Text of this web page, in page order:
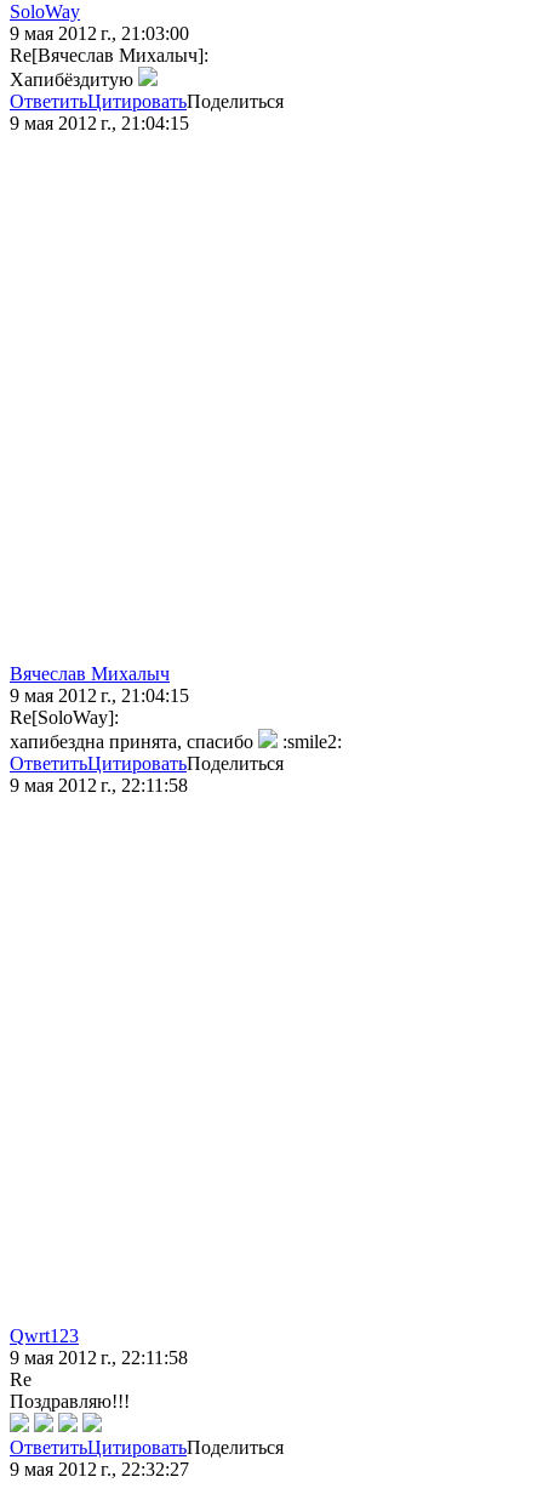
SoloWay
9 мая 2012 г., 21:03:00
Re[Вячеслав Михалыч]:
Хапибёздитую
ОтветитьЦитироватьПоделиться
9 мая 2012 г., 21:04:15
Вячеслав Михалыч
9 мая 2012 г., 21:04:15
Re[SoloWay]:
хапибездна принята, спасибо
:smile2:
ОтветитьЦитироватьПоделиться
9 мая 2012 г., 22:11:58
Qwrt123
9 мая 2012 г., 22:11:58
Re
Поздравляю!!!
ОтветитьЦитироватьПоделиться
9 мая 2012 г., 22:32:27